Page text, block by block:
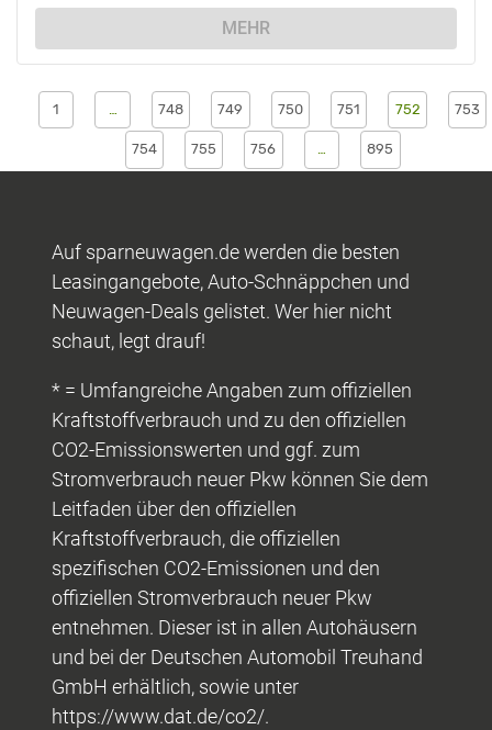
MEHR
1 748 749 750 751 752 753
754 755 756 … 895
Auf sparneuwagen.de werden die besten
Leasingangebote, Auto-Schnäppchen und
Neuwagen-Deals gelistet. Wer hier nicht
schaut, legt drauf!
* = Umfangreiche Angaben zum offiziellen
Kraftstoffverbrauch und zu den offiziellen
CO2-Emissionswerten und ggf. zum
Stromverbrauch neuer Pkw können Sie dem
Leitfaden über den offiziellen
Kraftstoffverbrauch, die offiziellen
spezifischen CO2-Emissionen und den
offiziellen Stromverbrauch neuer Pkw
entnehmen. Dieser ist in allen Autohäusern
und bei der Deutschen Automobil Treuhand
GmbH erhältlich, sowie unter
https://www.dat.de/co2/.